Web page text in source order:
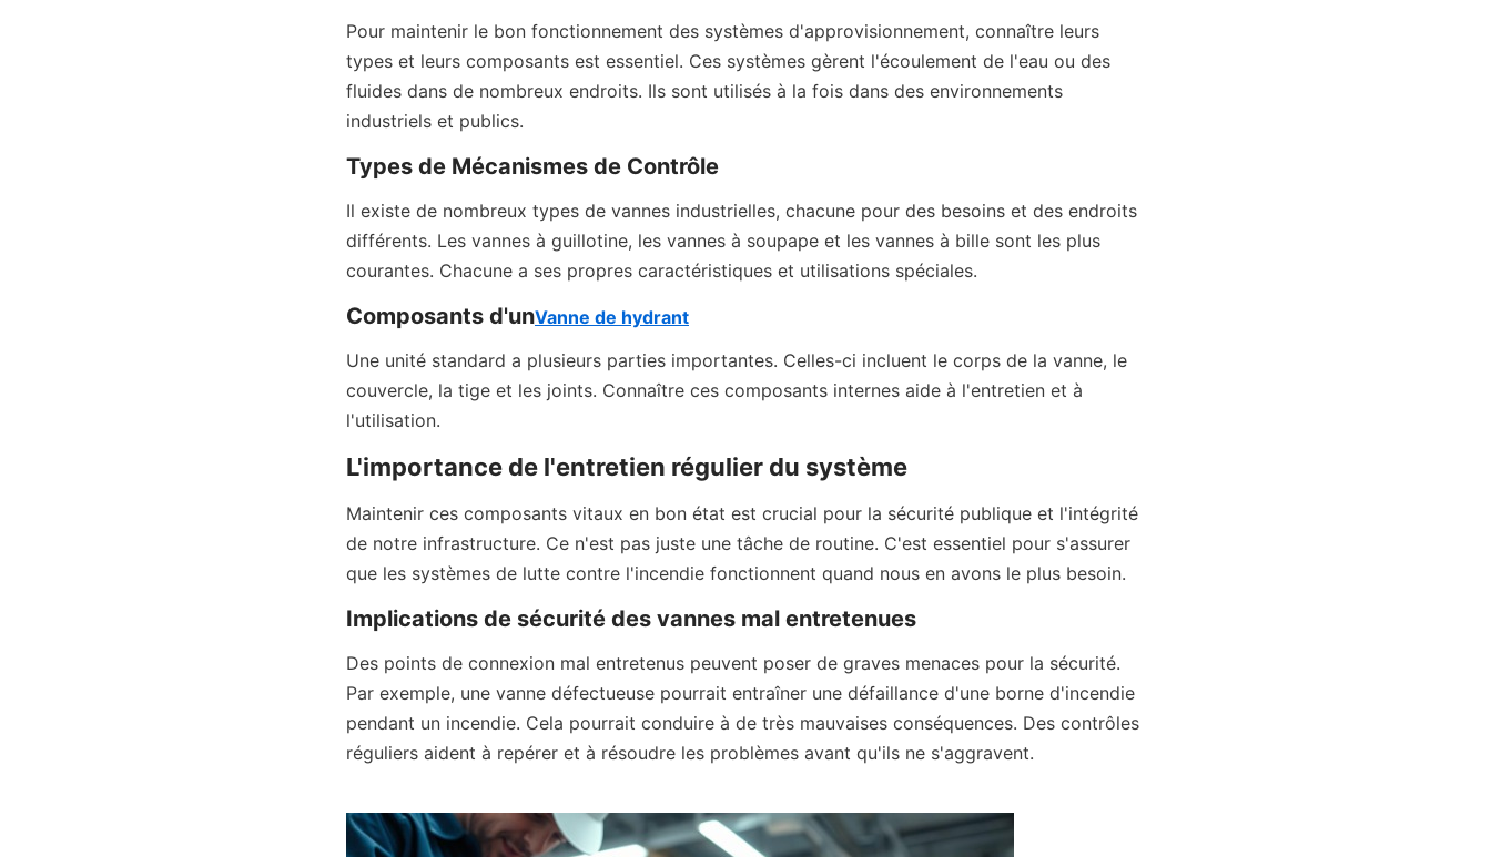
Pour maintenir le bon fonctionnement des systèmes d'approvisionnement, connaître leurs
types et leurs composants est essentiel. Ces systèmes gèrent l'écoulement de l'eau ou des
fluides dans de nombreux endroits. Ils sont utilisés à la fois dans des environnements
industriels et publics.
Types de Mécanismes de Contrôle
Il existe de nombreux types de vannes industrielles, chacune pour des besoins et des endroits
différents. Les vannes à guillotine, les vannes à soupape et les vannes à bille sont les plus
courantes. Chacune a ses propres caractéristiques et utilisations spéciales.
Composants d'unVanne de hydrant
Une unité standard a plusieurs parties importantes. Celles-ci incluent le corps de la vanne, le
couvercle, la tige et les joints. Connaître ces composants internes aide à l'entretien et à
l'utilisation.
L'importance de l'entretien régulier du système
Maintenir ces composants vitaux en bon état est crucial pour la sécurité publique et l'intégrité
de notre infrastructure. Ce n'est pas juste une tâche de routine. C'est essentiel pour s'assurer
que les systèmes de lutte contre l'incendie fonctionnent quand nous en avons le plus besoin.
Implications de sécurité des vannes mal entretenues
Des points de connexion mal entretenus peuvent poser de graves menaces pour la sécurité.
Par exemple, une vanne défectueuse pourrait entraîner une défaillance d'une borne d'incendie
pendant un incendie. Cela pourrait conduire à de très mauvaises conséquences. Des contrôles
réguliers aident à repérer et à résoudre les problèmes avant qu'ils ne s'aggravent.